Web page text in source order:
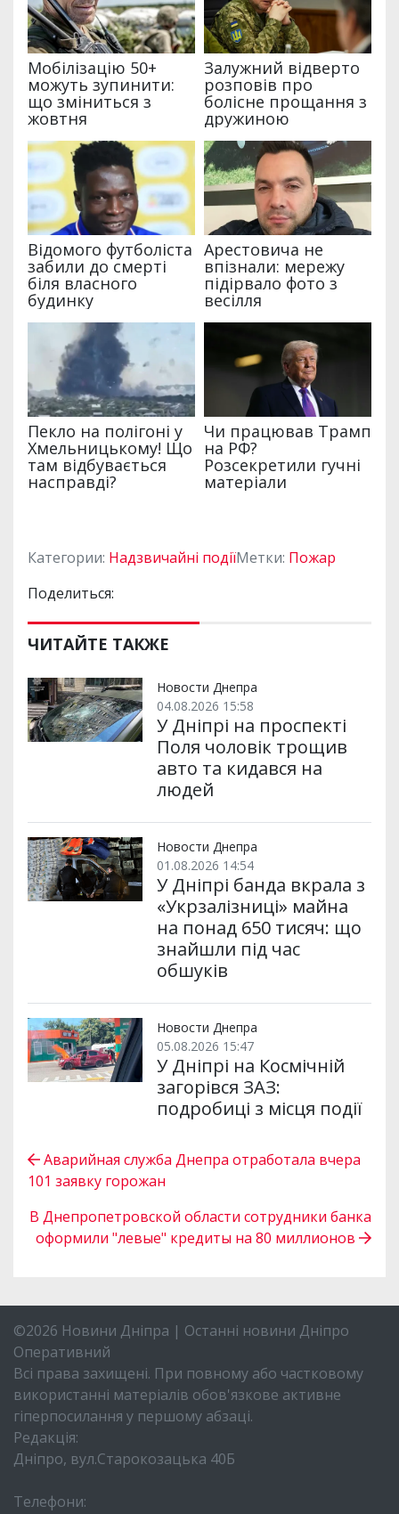
Категории: Надзвичайні подіїМетки: Пожар
Поделиться:
ЧИТАЙТЕ ТАКЖЕ
Новости Днепра
04.08.2026 15:58
У Дніпрі на проспекті
Поля чоловік трощив
авто та кидався на
людей
Новости Днепра
01.08.2026 14:54
У Дніпрі банда вкрала з
«Укрзалізниці» майна
на понад 650 тисяч: що
знайшли під час
обшуків
Новости Днепра
05.08.2026 15:47
У Дніпрі на Космічній
загорівся ЗАЗ:
подробиці з місця події
Аварийная служба Днепра отработала вчера
101 заявку горожан
В Днепропетровской области сотрудники банка
оформили "левые" кредиты на 80 миллионов
©2026 Новини Дніпра | Останні новини Дніпро
Оперативний
Всі права захищені. При повному або частковому
використанні матеріалів обов'язкове активне
гіперпосилання у першому абзаці.
Редакція:
Дніпро, вул.Старокозацька 40Б
Телефони: